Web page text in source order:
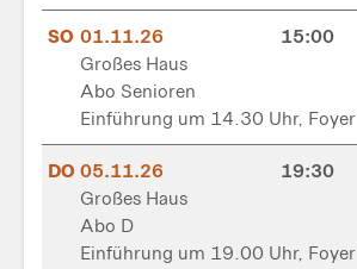
SO 01.11.26
15:00
Großes Haus
Abo Senioren
Einführung um 14.30 Uhr, Foyer
DO 05.11.26
19:30
Großes Haus
Abo D
Einführung um 19.00 Uhr, Foyer